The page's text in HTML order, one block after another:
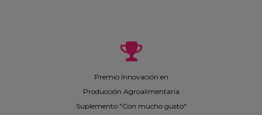
Premio Innovación en
Producción Agroalimentaria
Suplemento "Con mucho gusto"